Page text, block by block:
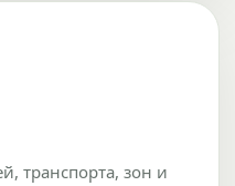
транспорта, зон и